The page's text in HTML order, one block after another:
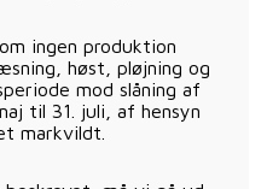
ingen produktion
høst, pløjning og
mod slåning af
til 31. juli, af hensyn
markvildt.